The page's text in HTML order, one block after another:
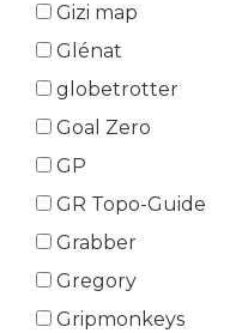
Gizi map
Glénat
globetrotter
Goal Zero
GP
GR Topo-Guide
Grabber
Gregory
Gripmonkeys